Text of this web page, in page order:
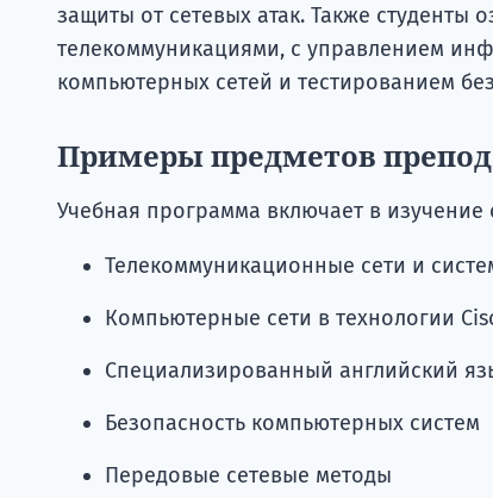
защиты от сетевых атак. Также студенты
телекоммуникациями, с управлением
компьютерных сетей и тестированием
Примеры предметов
Учебная программа включает в
Телекоммуникационные сети и
Компьютерные сети в технологии
Специализированный английский
Безопасность компьютерных систем
Передовые сетевые методы